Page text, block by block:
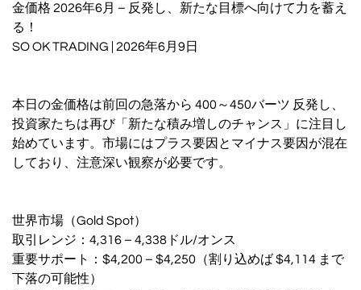
金価格 2026年6月 – 反発し、新たな目標へ向けて力を蓄え
る！
SO OK TRADING | 2026年6月9日
本日の金価格は前回の急落から 400～450バーツ 反発し、
投資家たちは再び「新たな積み増しのチャンス」に注目し
始めています。市場にはプラス要因とマイナス要因が混在
しており、注意深い観察が必要です。
世界市場（Gold Spot）
取引レンジ：4,316 – 4,338ドル/オンス
重要サポート：$4,200 – $4,250（割り込めば $4,114 まで
下落の可能性）